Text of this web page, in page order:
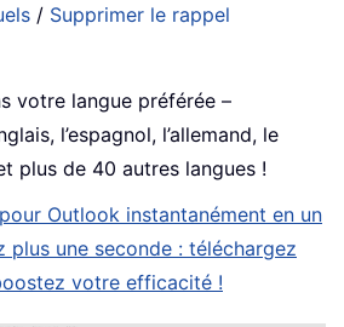
/ Supprimer le rappel
votre langue préférée –
l’espagnol, l’allemand, le
plus de 40 autres langues !
Outlook instantanément en un
plus une seconde : téléchargez
votre efficacité !